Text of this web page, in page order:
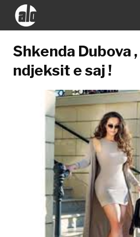
Shkenda Dubova
ndjeksit e saj !